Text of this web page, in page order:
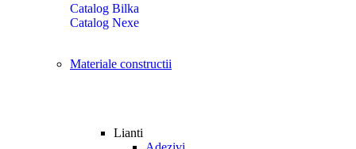
Catalog Bilka
Catalog Nexe
Materiale constructii
Lianti